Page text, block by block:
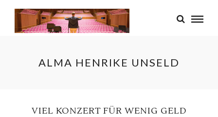
ALMA HENRIKE UNSELD
VIEL KONZERT FÜR WENIG GELD